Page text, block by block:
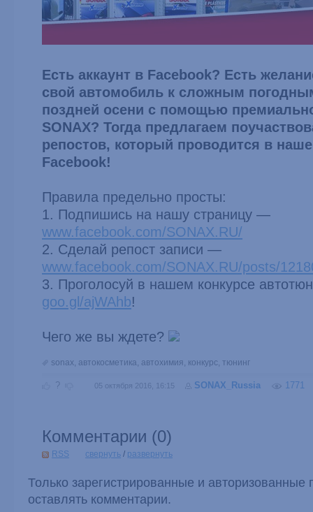
Есть аккаунт в Facebook? Есть
свой автомобиль к сложным
поздней осени с помощью
SONAX? Тогда предлагаем
репостов, который проводится в
Facebook!
Правила предельно просты:
1. Подпишись на нашу страницу —
www.facebook.com/SONAX.RU/
2. Сделай репост записи —
www.facebook.com/SONAX.RU/posts/
3. Проголосуй в нашем конкурсе
goo.gl/ajWAhb!
Чего же вы ждете?
sonax, автокосметика, автохимия, конкурс, тюнинг
? 05 октября 2016, 16:15 SONAX_Russia 1771
Комментарии (0)
RSS свернуть / развернуть
Только зарегистрированные и авторизованные
оставлять комментарии.